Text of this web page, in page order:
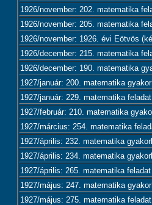
1926/november: 202. matematika
1926/november: 205. matematika
1926/november: 1926. évi Eötvös
1926/december: 215. matematika
1926/december: 190. matematika
1927/január: 200. matematika
1927/január: 229. matematika feladat
1927/február: 210. matematika
1927/március: 254. matematika
1927/április: 232. matematika
1927/április: 234. matematika
1927/április: 265. matematika feladat
1927/május: 247. matematika
1927/május: 275. matematika feladat